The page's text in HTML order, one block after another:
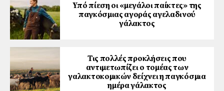
Υπό πίεση οι «μεγάλοι παίκτες» της
παγκόσμιας αγοράς αγελαδινού
γάλακτος
Τις πολλές προκλήσεις που
αντιμετωπίζει ο τομέας των
γαλακτοκομικών δείχνει η παγκόσμια
ημέρα γάλακτος